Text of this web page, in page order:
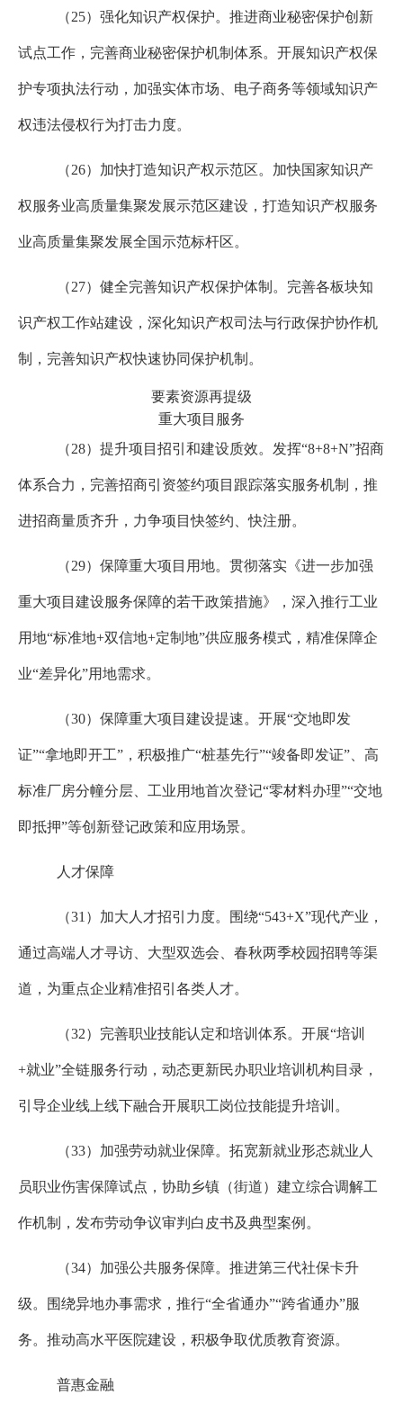
（25）强化知识产权保护。推进商业秘密保护创新
试点工作，完善商业秘密保护机制体系。开展知识产权保
护专项执法行动，加强实体市场、电子商务等领域知识产
权违法侵权行为打击力度。
（26）加快打造知识产权示范区。加快国家知识产
权服务业高质量集聚发展示范区建设，打造知识产权服务
业高质量集聚发展全国示范标杆区。
（27）健全完善知识产权保护体制。完善各板块知
识产权工作站建设，深化知识产权司法与行政保护协作机
制，完善知识产权快速协同保护机制。
要素资源再提级
重大项目服务
（28）提升项目招引和建设质效。发挥“8+8+N”招商
体系合力，完善招商引资签约项目跟踪落实服务机制，推
进招商量质齐升，力争项目快签约、快注册。
（29）保障重大项目用地。贯彻落实《进一步加强
重大项目建设服务保障的若干政策措施》，深入推行工业
用地“标准地+双信地+定制地”供应服务模式，精准保障企
业“差异化”用地需求。
（30）保障重大项目建设提速。开展“交地即发
证”“拿地即开工”，积极推广“桩基先行”“竣备即发证”、高
标准厂房分幢分层、工业用地首次登记“零材料办理”“交地
即抵押”等创新登记政策和应用场景。
人才保障
（31 ）加大人才招引力度。围绕“543+X”现代产业，
通过高端人才寻访、大型双选会、春秋两季校园招聘等渠
道，为重点企业精准招引各类人才。
（32）完善职业技能认定和培训体系。开展“培训
+就业”全链服务行动，动态更新民办职业培训机构目录，
引导企业线上线下融合开展职工岗位技能提升培训。
（33）加强劳动就业保障。拓宽新就业形态就业人
员职业伤害保障试点，协助乡镇（街道）建立综合调解工
作机制，发布劳动争议审判白皮书及典型案例。
（34）加强公共服务保障。推进第三代社保卡升
级。围绕异地办事需求，推行“全省通办”“跨省通办”服
务。推动高水平医院建设，积极争取优质教育资源。
普惠金融